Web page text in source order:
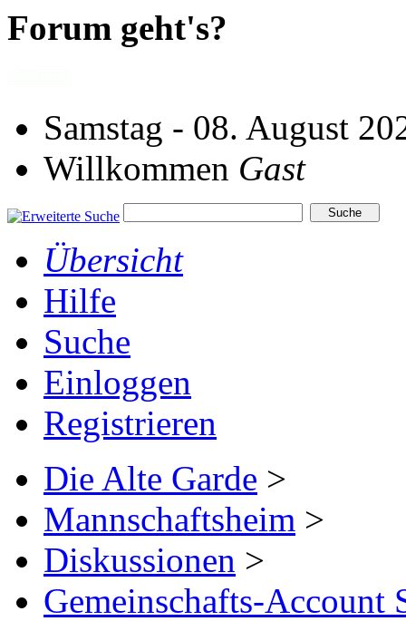
Forum geht's?
Samstag - 08. August
Willkommen Gast
Übersicht
Hilfe
Suche
Einloggen
Registrieren
Die Alte Garde >
Mannschaftsheim >
Diskussionen >
Gemeinschafts-Account